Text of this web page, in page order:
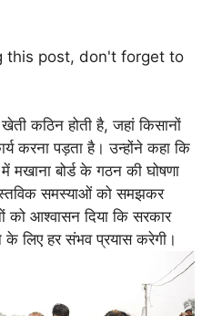
this post, don't forget to
कठिन होती है, जहां किसानों
करना पड़ता है। उन्होंने कहा कि
बोर्ड के गठन की घोषणा
समस्याओं को समझकर
को आश्वासन दिया कि सरकार
लिए हर संभव प्रयास करेगी।